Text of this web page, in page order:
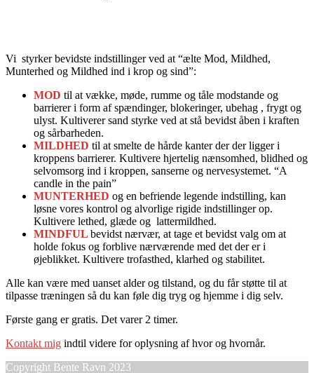
Vi styrker bevidste indstillinger ved at “ælte Mod, Mildhed,
Munterhed og Mildhed ind i krop og sind”:
MOD til at vække, møde, rumme og tåle modstande og
barrierer i form af spændinger, blokeringer, ubehag , frygt og
ulyst. Kultiverer sand styrke ved at stå bevidst åben i kraften
og sårbarheden.
MILDHED til at smelte de hårde kanter der der ligger i
kroppens barrierer. Kultivere hjertelig nænsomhed, blidhed og
selvomsorg ind i kroppen, sanserne og nervesystemet. “A
candle in the pain”
MUNTERHED og en befriende legende indstilling, kan
løsne vores kontrol og alvorlige rigide indstillinger op.
Kultivere lethed, glæde og lattermildhed.
MINDFUL bevidst nærvær, at tage et bevidst valg om at
holde fokus og forblive nærværende med det der er i
øjeblikket. Kultivere trofasthed, klarhed og stabilitet.
Alle kan være med uanset alder og tilstand, og du får støtte til at
tilpasse træningen så du kan føle dig tryg og hjemme i dig selv.
Første gang er gratis. Det varer 2 timer.
Kontakt mig indtil videre for oplysning af hvor og hvornår.
Copyright Bente Ravn 2023